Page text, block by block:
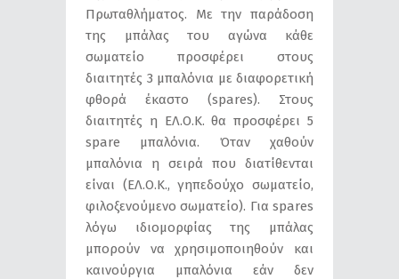
Πρωταθλήματος. Με την παράδοση
της μπάλας του αγώνα κάθε
σωματείο προσφέρει στους
διαιτητές 3 μπαλόνια με διαφορετική
φθορά έκαστο (spares). Στους
διαιτητές η ΕΛ.Ο.Κ. θα προσφέρει 5
spare μπαλόνια. Όταν χαθούν
μπαλόνια η σειρά που διατίθενται
είναι (ΕΛ.Ο.Κ., γηπεδούχο σωματείο,
φιλοξενούμενο σωματείο). Για spares
λόγω ιδιομορφίας της μπάλας
μπορούν να χρησιμοποιηθούν και
καινούργια μπαλόνια εάν δεν